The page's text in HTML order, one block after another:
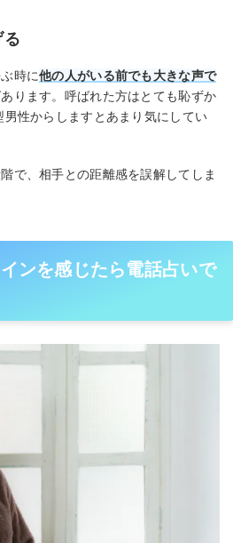
る
時に他の人がいる前でも大きな声で
ります。呼ばれた方はとても恥ずか
男性からしますとあまり気にしてい
で、相手との距離感を誤解してしま
ンを感じたら電話占いで